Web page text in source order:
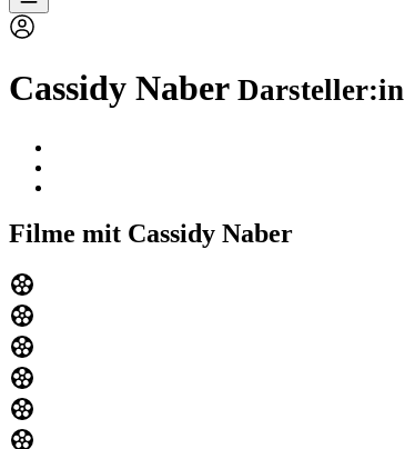
Cassidy Naber Darsteller:in
Filme mit Cassidy Naber